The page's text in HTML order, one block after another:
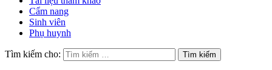
Cẩm nang
Sinh viên
Phụ huynh
Tìm kiếm cho: